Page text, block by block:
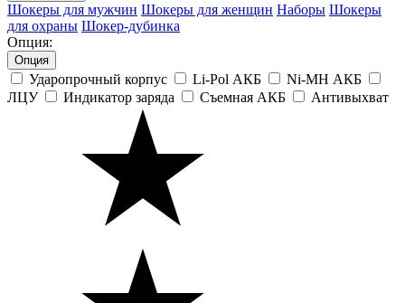
Шокеры для мужчин Шокеры для женщин Наборы Шокеры
для охраны Шокер-дубинка
Опция:
Опция
Ударопрочный корпус Li-Pol АКБ
Ni-MH АКБ
ЛЦУ
Индикатор заряда Съемная АКБ Антивыхват